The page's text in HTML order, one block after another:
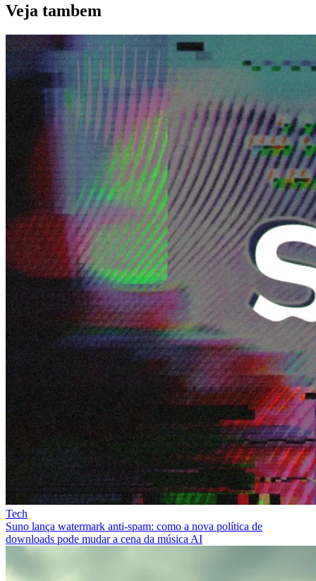
Veja tambem
Tech
Suno lança watermark anti-spam: como a nova política de
downloads pode mudar a cena da música AI